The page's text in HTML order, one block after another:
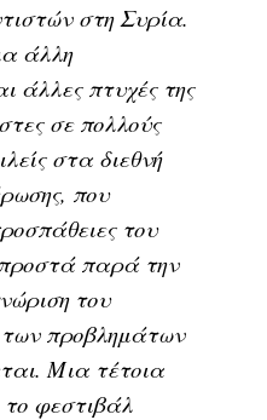
στη Συρία.
άλλη
άλλες πτυχές της
σε πολλούς
στα διεθνή
που
του
παρά την
του
προβλημάτων
Μια τέτοια
το φεστιβάλ